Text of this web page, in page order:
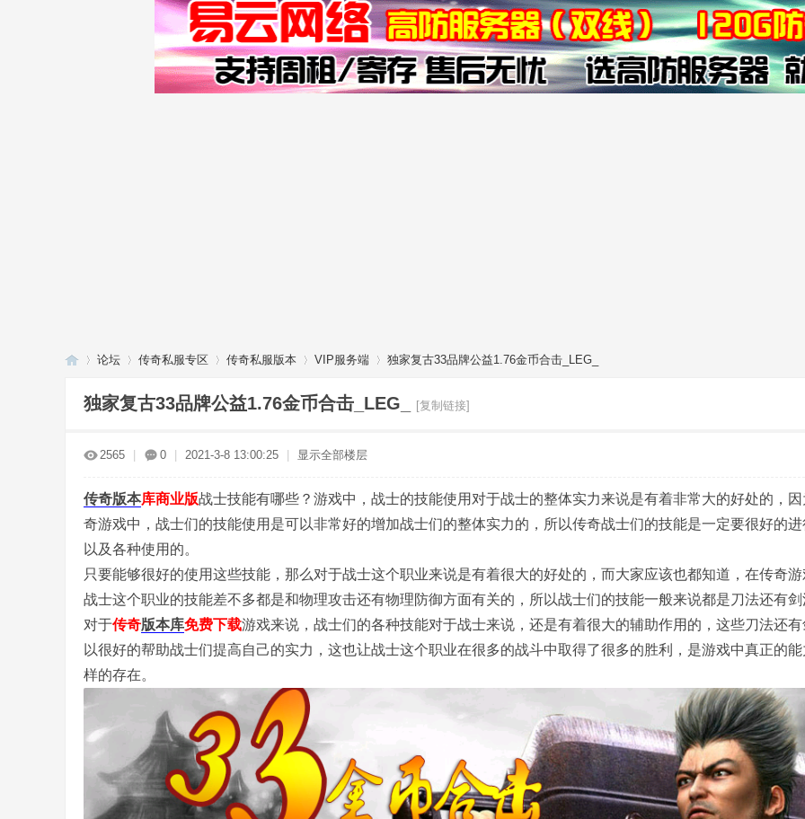
论坛 传奇私服专区 传奇私服版本 VIP服务端 独家复古33品牌公益1.76金币合击_LEG_
独家复古33品牌公益1.76金币合击_LEG_ [复制链接]
2565 0 2021-3-8 13:00:25 显示全部楼层
传奇版本库商业版战士技能有哪些？游戏中，战士的技能使用对于战士的整体实力来说是有着非常大的好处的，
奇游戏中，战士们的技能使用是可以非常好的增加战士们的整体实力的，所以传奇战士们的技能是一定要很好的
以及各种使用的。
只要能够很好的使用这些技能，那么对于战士这个职业来说是有着很大的好处的，而大家应该也都知道，在传奇
战士这个职业的技能差不多都是和物理攻击还有物理防御方面有关的，所以战士们的技能一般来说都是刀法还有
对于传奇版本库免费下载游戏来说，战士们的各种技能对于战士来说，还是有着很大的辅助作用的，这些刀法还
以很好的帮助战士们提高自己的实力，这也让战士这个职业在很多的战斗中取得了很多的胜利，是游戏中真正的
样的存在。